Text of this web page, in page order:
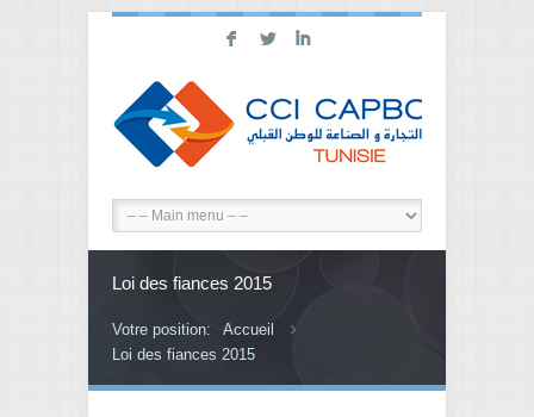
F L I
Loi des fiances 2015
Votre position:
Accueil
Loi des fiances 2015